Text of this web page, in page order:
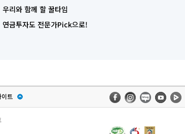
우리와 함께 할 꿀타임
연금투자도 전문가Pick으로!
트